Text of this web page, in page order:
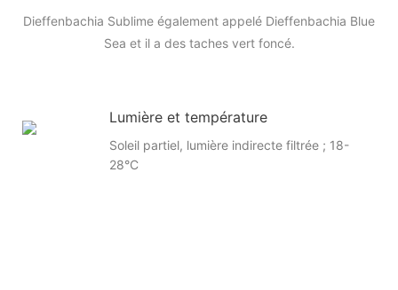
Dieffenbachia Sublime également appelé Dieffenbachia Blue
Sea et il a des taches vert foncé.
Lumière et température
Soleil partiel, lumière indirecte filtrée ; 18-
28°C